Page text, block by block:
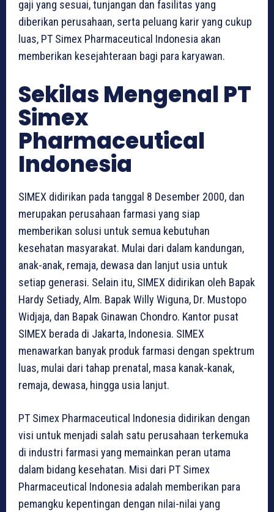
gaji yang sesuai, tunjangan dan fasilitas yang
diberikan perusahaan, serta peluang karir yang cukup
luas, PT Simex Pharmaceutical Indonesia akan
memberikan kesejahteraan bagi para karyawan.
Sekilas Mengenal PT
Simex
Pharmaceutical
Indonesia
SIMEX didirikan pada tanggal 8 Desember 2000, dan
merupakan perusahaan farmasi yang siap
memberikan solusi untuk semua kebutuhan
kesehatan masyarakat. Mulai dari dalam kandungan,
anak-anak, remaja, dewasa dan lanjut usia untuk
setiap generasi. Selain itu, SIMEX didirikan oleh Bapak
Hardy Setiady, Alm. Bapak Willy Wiguna, Dr. Mustopo
Widjaja, dan Bapak Ginawan Chondro. Kantor pusat
SIMEX berada di Jakarta, Indonesia. SIMEX
menawarkan banyak produk farmasi dengan spektrum
luas, mulai dari tahap prenatal, masa kanak-kanak,
remaja, dewasa, hingga usia lanjut.
PT Simex Pharmaceutical Indonesia didirikan dengan
visi untuk menjadi salah satu perusahaan terkemuka
di industri farmasi yang memainkan peran utama
dalam bidang kesehatan. Misi dari PT Simex
Pharmaceutical Indonesia adalah memberikan para
pemangku kepentingan dengan nilai-nilai yang